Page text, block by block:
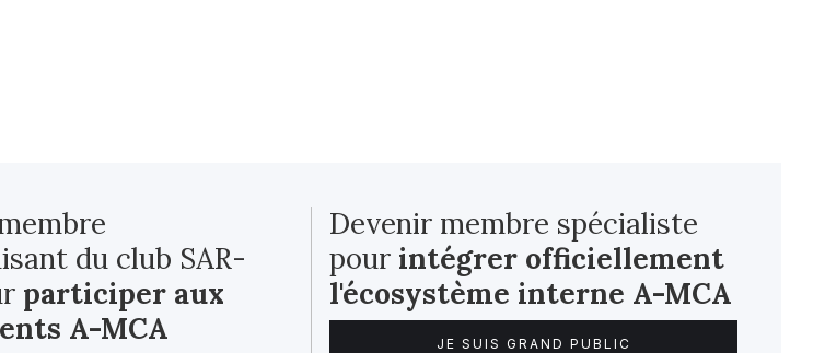
du club SAR-
participer aux
A-MCA
Devenir membre spécialiste
pour intégrer officiellement
l'écosystème interne A-MCA
JE SUIS GRAND PUBLIC